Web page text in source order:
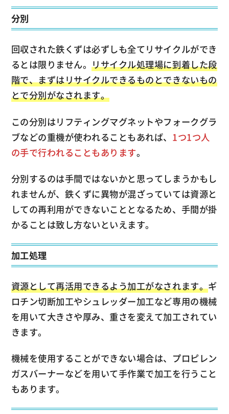
分別
回収された鉄くずは必ずしも全てリサイクルができ
るとは限りません。リサイクル処理場に到着した段
階で、まずはリサイクルできるものとできないもの
とで分別がなされます。
この分別はリフティングマグネットやフォークグラ
ブなどの重機が使われることもあれば、 1つ1つ人
の手で行われることもあります。
分別するのは手間ではないかと思ってしまうかもし
れませんが、鉄くずに異物が混ざっていては資源と
しての再利用ができないこととなるため、手間が掛
かることは致し方ないといえます。
加工処理
資源として再活用できるよう加工がなされます。ギ
ロチン切断加工やシュレッダー加工など専用の機械
を用いて大きさや厚み、重さを変えて加工されてい
きます。
機械を使用することができない場合は、プロピレン
ガスバーナーなどを用いて手作業で加工を行うこと
もあります。